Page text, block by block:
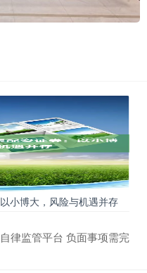
小博大，风险与机遇并存
律监管平台 负面事项需完